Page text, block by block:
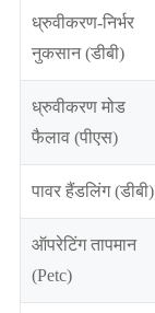
ध्रुवीकरण-निर्भर
नुकसान (डीबी)
ध्रुवीकरण मोड
फैलाव (पीएस)
पावर हैंडलिंग (डीबी)
ऑपरेटिंग तापमान
(Petc)